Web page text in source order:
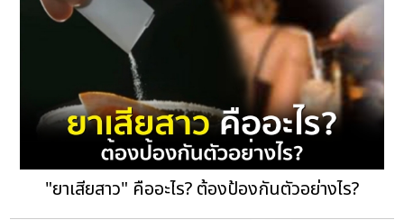
"ยาเสียสาว" คืออะไร? ต้องป้องกันตัวอย่างไร?